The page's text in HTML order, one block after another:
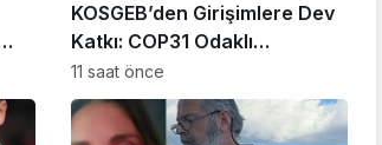
KOSGEB’den Girişimlere Dev
Katkı: COP31 Odaklı
Hızlandırma Desteği
Başvuruları Başladı
11 saat önce